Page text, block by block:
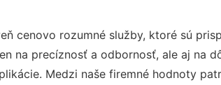
cenovo rozumné služby, ktoré sú
na precíznosť a odbornosť, ale aj na
Medzi naše firemné hodnoty